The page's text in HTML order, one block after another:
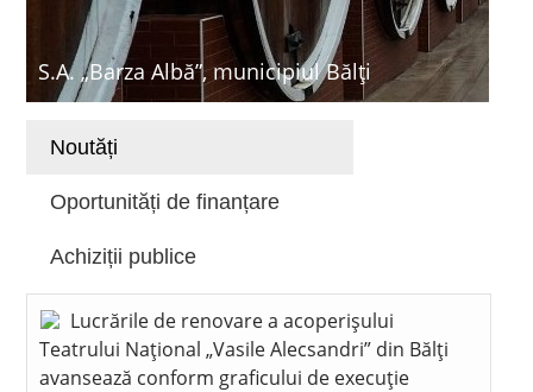
S.A. „Barza Albă”, municipiul Bălți
Noutăți
Oportunități de finanțare
Achiziții publice
Lucrările de renovare a acoperișului
Teatrului Național „Vasile Alecsandri” din Bălți
avansează conform graficului de execuție